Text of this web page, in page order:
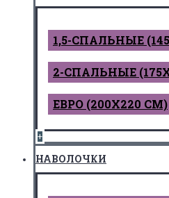
1,5-СПАЛЬНЫЕ
2-СПАЛЬНЫЕ
ЕВРО (200Х220 СМ)
+
НАВОЛОЧКИ